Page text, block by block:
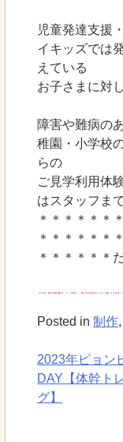
児童発達支援
イキッズでは
えている
お子さまに対
障害や難病の
稚園・小学校
らの
ご見学利用体
はスタッフま
＊＊＊＊＊＊
＊＊＊＊＊＊
＊＊＊＊＊＊
Posted in 制作,
投
稿
2023年ピョン
DAY【体幹ト
グ】